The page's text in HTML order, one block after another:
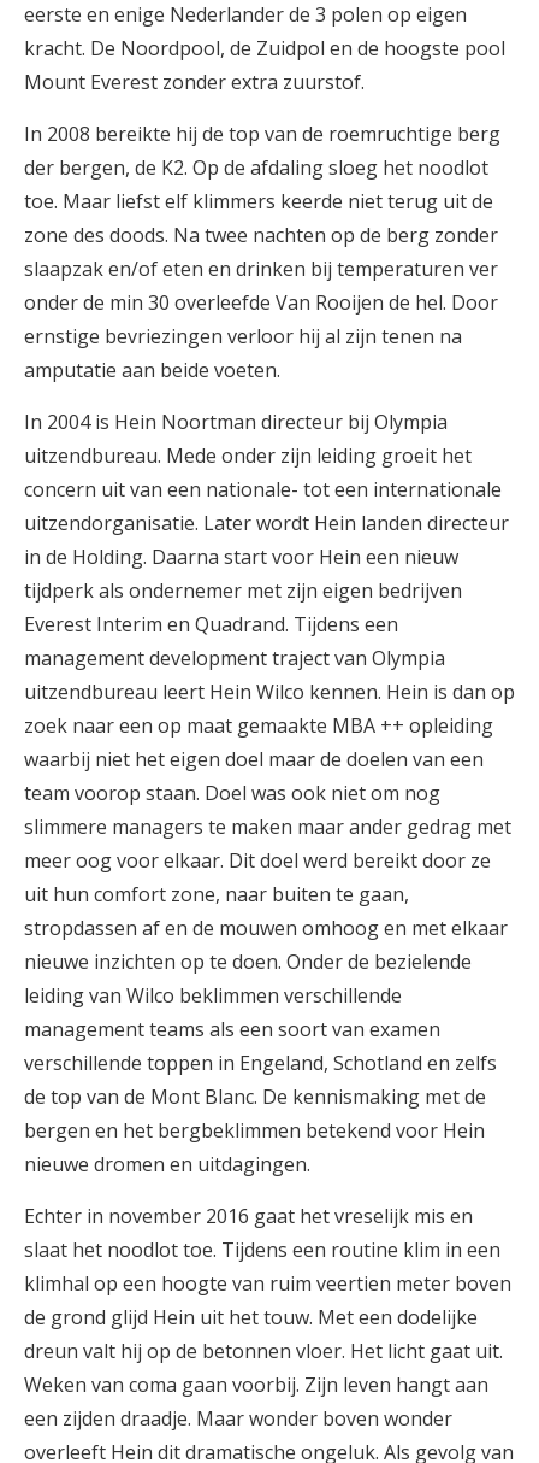
eerste en enige Nederlander de 3 polen op eigen
kracht. De Noordpool, de Zuidpol en de hoogste pool
Mount Everest zonder extra zuurstof.
In 2008 bereikte hij de top van de roemruchtige berg
der bergen, de K2. Op de afdaling sloeg het noodlot
toe. Maar liefst elf klimmers keerde niet terug uit de
zone des doods. Na twee nachten op de berg zonder
slaapzak en/of eten en drinken bij temperaturen ver
onder de min 30 overleefde Van Rooijen de hel. Door
ernstige bevriezingen verloor hij al zijn tenen na
amputatie aan beide voeten.
In 2004 is Hein Noortman directeur bij Olympia
uitzendbureau. Mede onder zijn leiding groeit het
concern uit van een nationale- tot een internationale
uitzendorganisatie. Later wordt Hein landen directeur
in de Holding. Daarna start voor Hein een nieuw
tijdperk als ondernemer met zijn eigen bedrijven
Everest Interim en Quadrand. Tijdens een
management development traject van Olympia
uitzendbureau leert Hein Wilco kennen. Hein is dan op
zoek naar een op maat gemaakte MBA ++ opleiding
waarbij niet het eigen doel maar de doelen van een
team voorop staan. Doel was ook niet om nog
slimmere managers te maken maar ander gedrag met
meer oog voor elkaar. Dit doel werd bereikt door ze
uit hun comfort zone, naar buiten te gaan,
stropdassen af en de mouwen omhoog en met elkaar
nieuwe inzichten op te doen. Onder de bezielende
leiding van Wilco beklimmen verschillende
management teams als een soort van examen
verschillende toppen in Engeland, Schotland en zelfs
de top van de Mont Blanc. De kennismaking met de
bergen en het bergbeklimmen betekend voor Hein
nieuwe dromen en uitdagingen.
Echter in november 2016 gaat het vreselijk mis en
slaat het noodlot toe. Tijdens een routine klim in een
klimhal op een hoogte van ruim veertien meter boven
de grond glijd Hein uit het touw. Met een dodelijke
dreun valt hij op de betonnen vloer. Het licht gaat uit.
Weken van coma gaan voorbij. Zijn leven hangt aan
een zijden draadje. Maar wonder boven wonder
overleeft Hein dit dramatische ongeluk. Als gevolg van